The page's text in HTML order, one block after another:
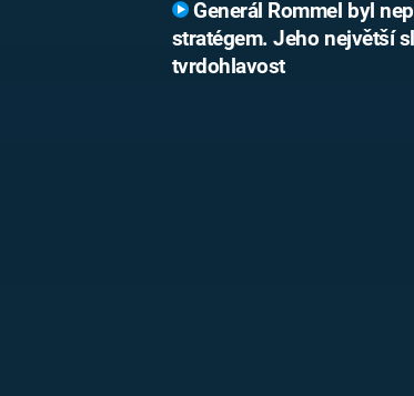
Generál Rommel byl
stratégem. Jeho největší
tvrdohlavost